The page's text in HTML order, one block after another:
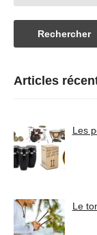
Articles
Les
Le